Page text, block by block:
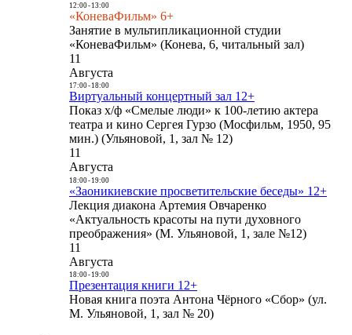
12:00- 13:00
«КоневаФильм» 6+
Занятие в мультипликационной студии
«КоневаФильм» (Конева, 6, читальный зал)
11
Августа
17:00- 18:00
Виртуальный концертный зал 12+
Показ х/ф «Смелые люди» к 100-летию актера
театра и кино Сергея Гурзо (Мосфильм, 1950, 95
мин.) (Ульяновой, 1, зал № 12)
11
Августа
18:00- 19:00
«Заоникиевские просветительские беседы» 12+
Лекция диакона Артемия Овчаренко
«Актуальность красоты на пути духовного
преображения» (М. Ульяновой, 1, зале №12)
11
Августа
18:00- 19:00
Презентация книги 12+
Новая книга поэта Антона Чёрного «Сбор» (ул.
М. Ульяновой, 1, зал № 20)